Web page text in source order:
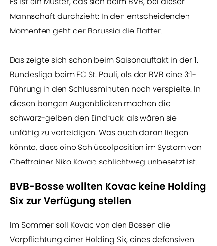
Mannschaft durchzieht: In den entscheidenden
Momenten geht der Borussia die Flatter.
Das zeigte sich schon beim Saisonauftakt in der 1.
Bundesliga beim FC St. Pauli, als der BVB eine 3:1-
Führung in den Schlussminuten noch verspielte. In
diesen bangen Augenblicken machen die
schwarz-gelben den Eindruck, als wären sie
unfähig zu verteidigen. Was auch daran liegen
könnte, dass eine Schlüsselposition im System von
Cheftrainer Niko Kovac schlichtweg unbesetzt ist.
BVB-Bosse wollten Kovac keine Holding
Six zur Verfügung stellen
Im Sommer soll Kovac von den Bossen die
Verpflichtung einer Holding Six, eines defensiven